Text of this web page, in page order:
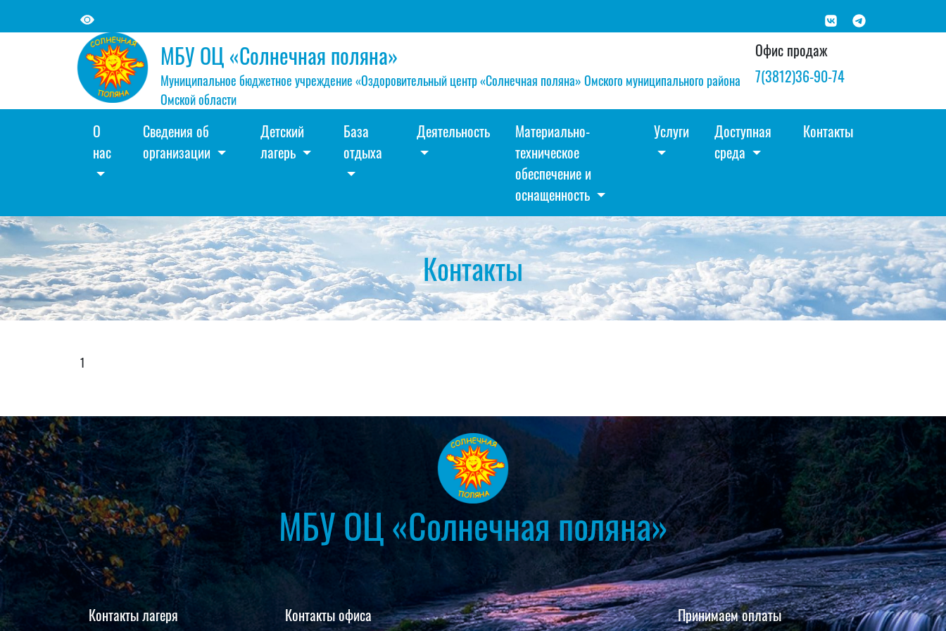
МБУ ОЦ «Солнечная поляна»
Муниципальное бюджетное учреждение «Оздоровительный центр «Солнечная поляна» Омского муниципального района
Омской области
Офис продаж
7(3812)36-90-74
О
нас
Сведения об
организации
Детский
лагерь
База
отдыха
Деятельность
Материально-
техническое
обеспечение и
оснащенность
Услуги
Доступная
среда
Контакты
Контакты
1
МБУ ОЦ «Солнечная поляна»
Контакты лагеря Контакты офиса Принимаем оплаты